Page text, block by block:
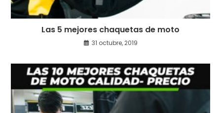
Las 5 mejores chaquetas de moto
31 octubre, 2019